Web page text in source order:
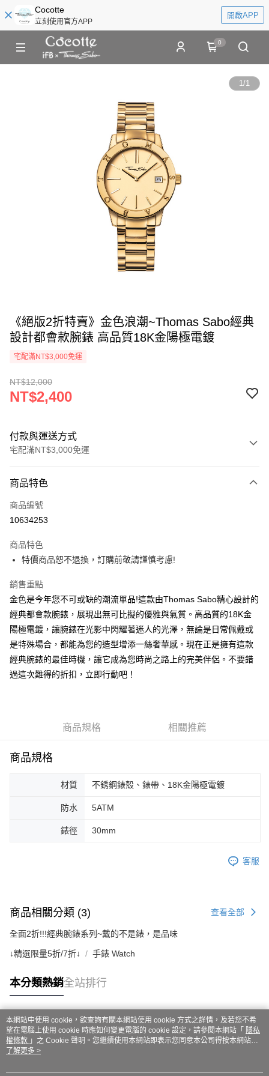
Cocotte
立刻使用官方APP
開啟APP
0
1/1
《絕版2折特賣》金色浪潮~Thomas Sabo經典
設計都會款腕錶 高品質18K金陽極電鍍
宅配滿NT$3,000免運
NT$12,000
NT$2,400
付款與運送方式
宅配滿NT$3,000免運
信用卡一次付款
LINE Pay
街口支付
悠遊付
ATM付款
運送方式
黑貓宅急便
每筆NT$100，滿NT$3,000(含以上)免運費
商品特色
商品編號
10634253
商品特色
特價商品恕不退換，訂購前敬請謹慎考慮!
銷售重點
金色是今年您不可或缺的潮流單品!這款由Thomas Sabo精心設計的
經典都會款腕錶，展現出無可比擬的優雅與氣質。高品質的18K金
陽極電鍍，讓腕錶在光影中閃耀著迷人的光澤，無論是日常佩戴或
是特殊場合，都能為您的造型增添一絲奢華感。現在正是擁有這款
經典腕錶的最佳時機，讓它成為您時尚之路上的完美伴侶。不要錯
過這次難得的折扣，立即行動吧！
商品規格 相關推薦
商品規格
材質 不銹鋼錶殼、錶帶、18K金陽極電鍍
防水 5ATM
錶徑 30mm
客服
商品相關分類 (3) 查看全部
全面2折!!!經典腕錶系列~戴的不是錶，是品味
↓精選限量5折/7折↓ 手錶 Watch
本分類熱銷全站排行
熱門標籤
本網站中使用 cookie，欲查詢有關本網站使用 cookie 方式之詳情，及若您不希
望在電腦上使用 cookie 時應如何變更電腦的 cookie 設定，請參閱本網站「 隱私
權條款 」之 Cookie 聲明。您繼續使用本網站即表示您同意本公司得按本網站使
用條款之 Cookie 聲明使用 cookie。
了解更多 >